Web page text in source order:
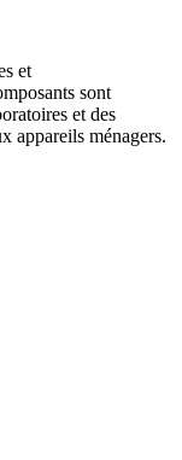
et
sont
et des
appareils ménagers.